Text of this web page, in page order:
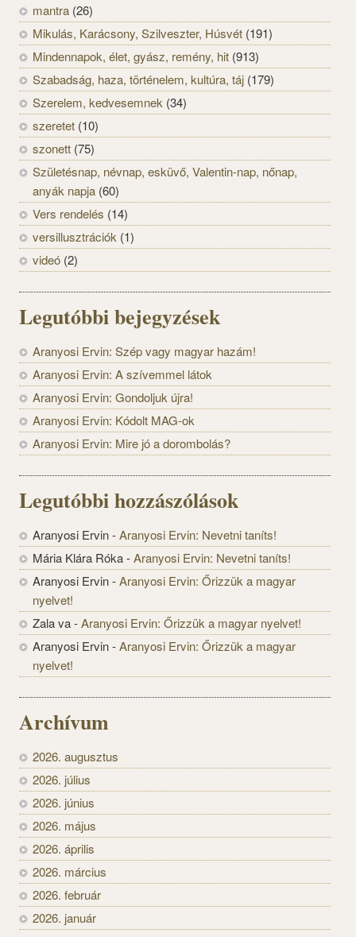
mantra (26)
Mikulás, Karácsony, Szilveszter, Húsvét (191)
Mindennapok, élet, gyász, remény, hit (913)
Szabadság, haza, történelem, kultúra, táj (179)
Szerelem, kedvesemnek (34)
szeretet (10)
szonett (75)
Születésnap, névnap, esküvő, Valentin-nap, nőnap,
anyák napja (60)
Vers rendelés (14)
versillusztrációk (1)
videó (2)
Legutóbbi bejegyzések
Aranyosi Ervin: Szép vagy magyar hazám!
Aranyosi Ervin: A szívemmel látok
Aranyosi Ervin: Gondoljuk újra!
Aranyosi Ervin: Kódolt MAG-ok
Aranyosi Ervin: Mire jó a dorombolás?
Legutóbbi hozzászólások
Aranyosi Ervin-Aranyosi Ervin: Nevetni taníts!
Mária Klára Róka-Aranyosi Ervin: Nevetni taníts!
Aranyosi Ervin-Aranyosi Ervin: Őrizzük a magyar
nyelvet!
Zala va-Aranyosi Ervin: Őrizzük a magyar nyelvet!
Aranyosi Ervin-Aranyosi Ervin: Őrizzük a magyar
nyelvet!
Archívum
2026. augusztus
2026. július
2026. június
2026. május
2026. április
2026. március
2026. február
2026. január